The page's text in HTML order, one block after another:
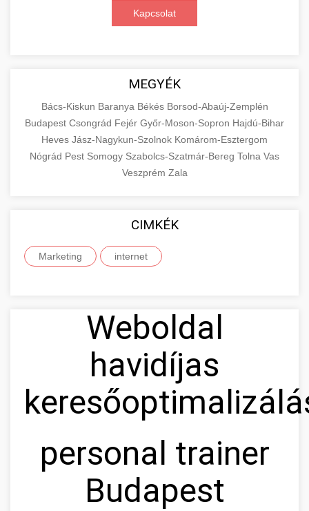
Kapcsolat
MEGYÉK
Bács-Kiskun Baranya Békés Borsod-Abaúj-Zemplén
Budapest Csongrád Fejér Győr-Moson-Sopron Hajdú-Bihar
Heves Jász-Nagykun-Szolnok Komárom-Esztergom
Nógrád Pest Somogy Szabolcs-Szatmár-Bereg Tolna Vas
Veszprém Zala
CIMKÉK
Marketing internet
Weboldal
havidíjas
personal trainer
Budapest